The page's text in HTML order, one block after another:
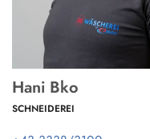
Hani Bko
SCHNEIDEREI